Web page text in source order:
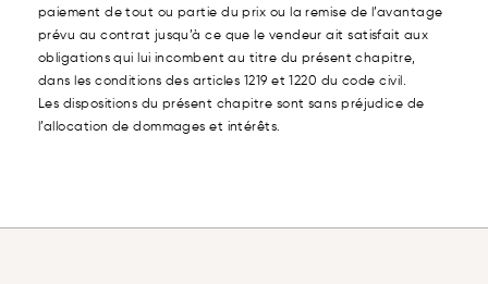
paiement de tout ou partie du prix ou la remise de l’avantage
prévu au contrat jusqu’à ce que le vendeur ait satisfait aux
obligations qui lui incombent au titre du présent chapitre,
dans les conditions des articles 1219 et 1220 du code civil.
Les dispositions du présent chapitre sont sans préjudice de
l’allocation de dommages et intérêts.